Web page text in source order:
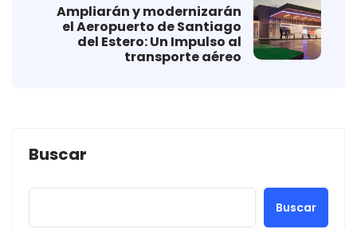
Ampliarán y modernizarán
el Aeropuerto de Santiago
del Estero: Un Impulso al
transporte aéreo
Buscar
Buscar